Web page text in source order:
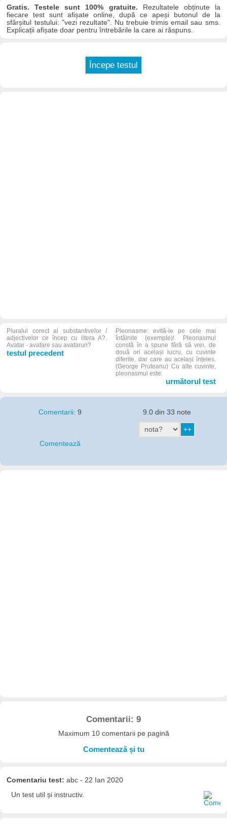
Gratis. Testele sunt 100% gratuite. Rezultatele obținute la
fiecare test sunt afișate online, după ce apeși butonul de la
sfârșitul testului: "vezi rezultate". Nu trebuie trimis email sau sms.
Explicații afișate doar pentru întrebările la care ai răspuns.
Pluralul corect al substantivelor /
adjectivelor ce încep cu litera A?.
Avatar - avatare sau avataruri?
testul precedent
Pleonasme: evită-le pe cele mai
întâlnite (exemple)!. Pleonasmul
constă în a spune fără să vrei, de
două ori același lucru, cu cuvinte
diferite, dar care au același înțeles.
(George Pruteanu) Cu alte cuvinte,
pleonasmul este:
următorul test
Comentarii:9
Comentează
9.0 din 33 note
Comentarii: 9
Maximum 10 comentarii pe pagină
Comentează și tu
Comentariu test: abc - 22 Ian 2020
Un test util și instructiv.